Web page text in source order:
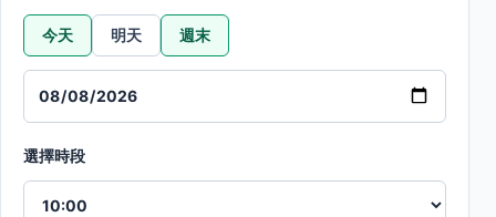
今天 明天 週末
選擇時段